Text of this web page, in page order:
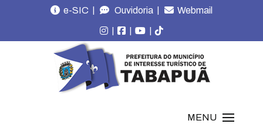
e-SIC | Ouvidoria | Webmail
| | |
MENU